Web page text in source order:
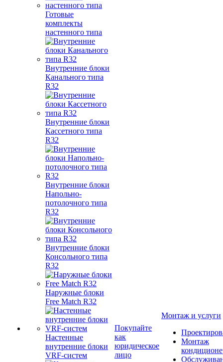
Готовые
комплекты
настенного типа
Внутренние блоки
Канального типа
R32
Внутренние блоки
Кассетного типа
R32
Внутренние блоки
Напольно-
потолочного типа
R32
Внутренние блоки
Консольного типа
R32
Наружные блоки
Free Match R32
Настенные
внутренние блоки
VRF-систем
Покупайте
как
юридическое
лицо
Монтаж и услуги
Монтаж